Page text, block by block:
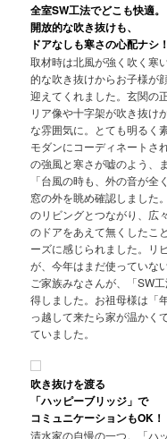
全室SW工法でどこも快適。
開放的な吹き抜けも、
ドアなしも寒さの心配ナシ！
取材時は北風が強く吹く寒
的な吹き抜けからお子様が
迎えてくれました。玄関の
リア像や十字架が吹き抜け
な雰囲気に。とても明るく
モダンにコーディネートさ
の強風と寒さが嘘のよう、
「台風の時も、外の音が
窓の外を眺め確認しました
のリビングとつながり、広
のドアをあえて無くしたこ
ーズに感じられました。リ
が、今年はまだ使っていな
ご家族みなさんが、「SW
得しました。お祖母様は「
っ越して来たら家が温かく
ていました。
吹き抜けを渡る
「ハッピーブリッジ」で
コミュニケーションもOK！
清水家の自慢の一つ。「ハ